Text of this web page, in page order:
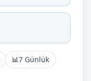
📊7 Günlük